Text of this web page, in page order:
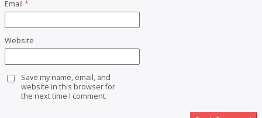
Email *
Website
Save my name, email, and
website in this browser for
the next time I comment.